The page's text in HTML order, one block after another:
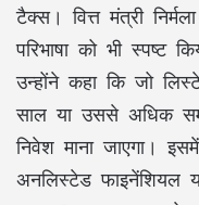
टैक्स। वित्त मंत्री
परिभाषा को भी स्पष्ट
उन्होंने कहा कि जो
साल या उससे अधिक
निवेश माना जाएगा।
अनलिस्टेड फाइनेंशियल